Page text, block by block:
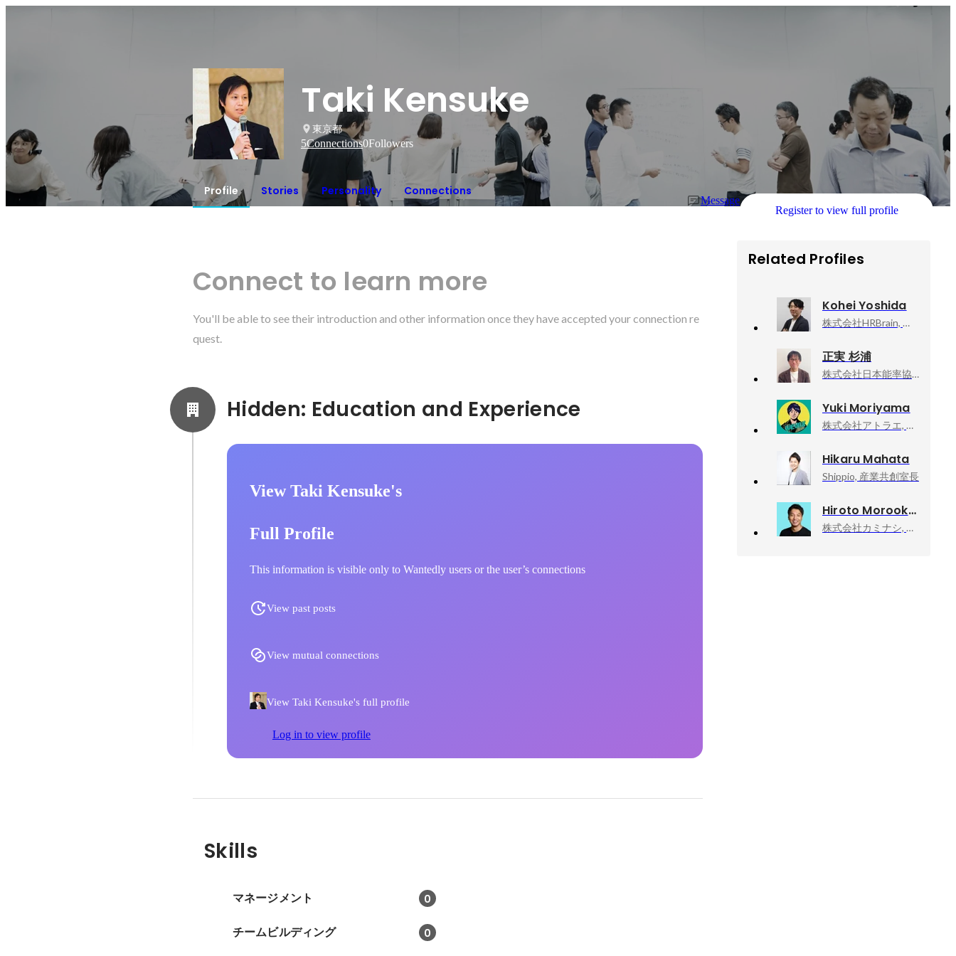
Taki Kensuke
東京都
5Connections0Followers
Profile Stories Personality Connections
Message
Register to view full profile
Connect to learn more
You'll be able to see their introduction and other information once they have accepted your connection re
quest.
View Taki Kensuke's
Full Profile
This information is visible only to Wantedly users or the user’s connections
View past posts
View mutual connections
View Taki Kensuke's full profile
Log in to view profile
Skills
マネージメント 0
チームビルディング 0
Related Profiles
Kohei Yoshida
株式会社HRBrain, カスタマーサクセス
正実 杉浦
株式会社日本能率協会マネジメントセンター, カスタマーサクセス本部 デジタルマーケティングセンター
Yuki Moriyama
株式会社アトラエ, wevox事業責任者
Hikaru Mahata
Shippio, 産業共創室長
Hiroto Morooka
株式会社カミナシ, 代表取締役